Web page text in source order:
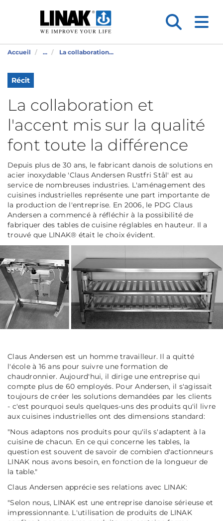
Accueil ... La collaboration...
Récit
La collaboration et
l'accent mis sur la qualité
font toute la différence
Depuis plus de 30 ans, le fabricant danois de solutions en
acier inoxydable 'Claus Andersen Rustfri Stål' est au
service de nombreuses industries. L'aménagement des
cuisines industrielles représente une part importante de
la production de l'entreprise. En 2006, le PDG Claus
Andersen a commencé à réfléchir à la possibilité de
fabriquer des tables de cuisine réglables en hauteur. Il a
trouvé que LINAK® était le choix évident.
Claus Andersen est un homme travailleur. Il a quitté
l'école à 16 ans pour suivre une formation de
chaudronnier. Aujourd'hui, il dirige une entreprise qui
compte plus de 60 employés. Pour Andersen, il s'agissait
toujours de créer les solutions demandées par les clients
- c'est pourquoi seuls quelques-uns des produits qu'il livre
aux cuisines industrielles ont des dimensions standard:
"Nous adaptons nos produits pour qu'ils s'adaptent à la
cuisine de chacun. En ce qui concerne les tables, la
question est souvent de savoir de combien d'actionneurs
LINAK nous avons besoin, en fonction de la longueur de
la table."
Claus Andersen apprécie ses relations avec LINAK:
"Selon nous, LINAK est une entreprise danoise sérieuse et
impressionnante. L'utilisation de produits de LINAK